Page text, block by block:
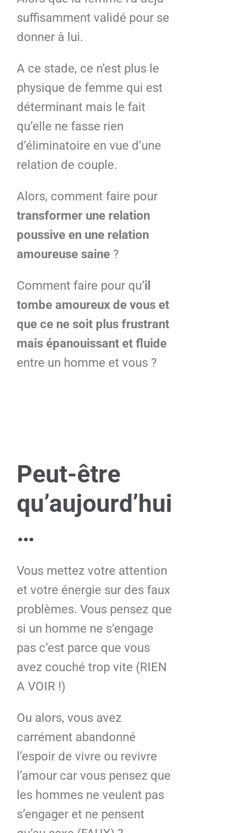
suffisamment validé pour se
donner à lui.
A ce stade, ce n’est plus le
physique de femme qui est
déterminant mais le fait
qu’elle ne fasse rien
d’éliminatoire en vue d’une
relation de couple.
Alors, comment faire pour
transformer une relation
poussive en une relation
amoureuse saine?
Comment faire pour qu’il
tombe amoureux de vous et
que ce ne soit plus frustrant
mais épanouissant et fluide
entre un homme et vous ?
Peut-être
qu’aujourd’hui
…
Vous mettez votre attention
et votre énergie sur des faux
problèmes. Vous pensez que
si un homme ne s’engage
pas c’est parce que vous
avez couché trop vite (RIEN
A VOIR !)
Ou alors, vous avez
carrément abandonné
l’espoir de vivre ou revivre
l’amour car vous pensez que
les hommes ne veulent pas
s’engager et ne pensent